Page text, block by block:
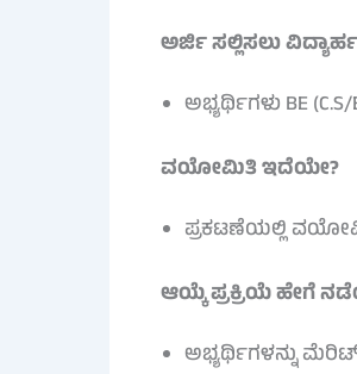
ಅರ್ಜಿ ಸಲ್ಲಿಸಲು
ಅಭ್ಯರ್ಥಿಗಳು BE
ವಯೋಮಿತಿ ಇದೆಯೇ?
ಪ್ರಕಟಣೆಯಲ್ಲಿ
ಆಯ್ಕೆ ಪ್ರಕ್ರಿಯೆ ಹೇಗೆ
ಅಭ್ಯರ್ಥಿಗಳನ್ನು